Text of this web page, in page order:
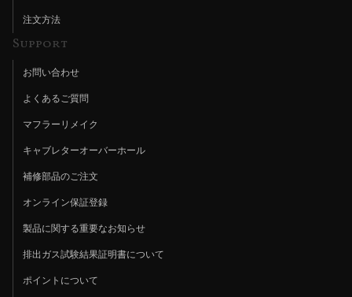
注文方法
Support
お問い合わせ
よくあるご質問
マフラーリメイク
キャブレターオーバーホール
補修部品のご注文
オンライン保証登録
製品に関する重要なお知らせ
排出ガス試験結果証明書について
ポイントについて